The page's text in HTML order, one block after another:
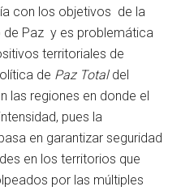
con los objetivos de la
de Paz y es problemática
territoriales de
de Paz Totaldel
las regiones en donde el
pues la
en garantizar seguridad
en los territorios que
por las múltiples